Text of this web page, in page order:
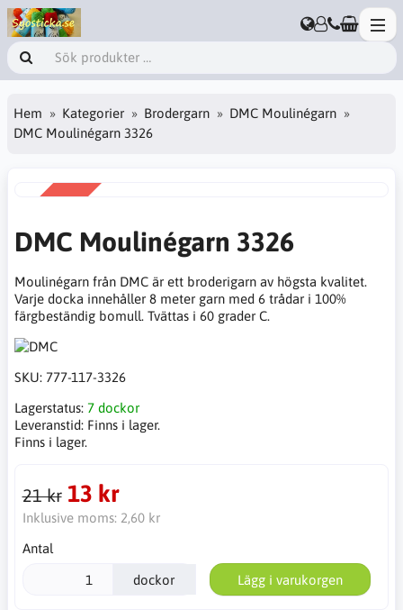
Hem Kategorier Brodergarn
DMC Moulinégarn
DMC Moulinégarn 3326
DMC Moulinégarn 3326
Moulinégarn från DMC är ett broderigarn av högsta kvalitet.
Varje docka innehåller 8 meter garn med 6 trådar i 100%
färgbeständig bomull. Tvättas i 60 grader C.
SKU: 777-117-3326
Lagerstatus: 7 dockor
Leveranstid: Finns i lager.
Finns i lager.
21 kr 13 kr
Inklusive moms: 2,60 kr
Antal
dockor Lägg i varukorgen